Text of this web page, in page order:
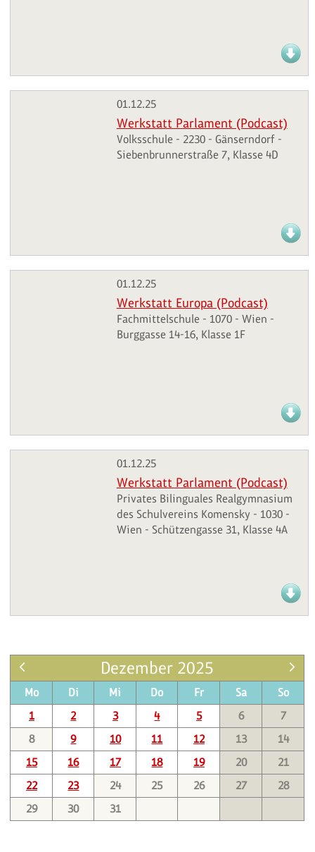
01.12.25
Werkstatt Parlament (Podcast)
Volksschule - 2230 - Gänserndorf -
Siebenbrunnerstraße 7, Klasse 4D
01.12.25
Werkstatt Europa (Podcast)
Fachmittelschule - 1070 - Wien -
Burggasse 14-16, Klasse 1F
01.12.25
Werkstatt Parlament (Podcast)
Privates Bilinguales Realgymnasium
des Schulvereins Komensky - 1030 -
Wien - Schützengasse 31, Klasse 4A
Dezember 2025
Mo Di Mi Do Fr Sa
So
1
2 3 4 5 6
7
8
9 10 11 12 13
14
15
16 17 18 19 20
21
22
23 24 25 26 27
28
29
30 31